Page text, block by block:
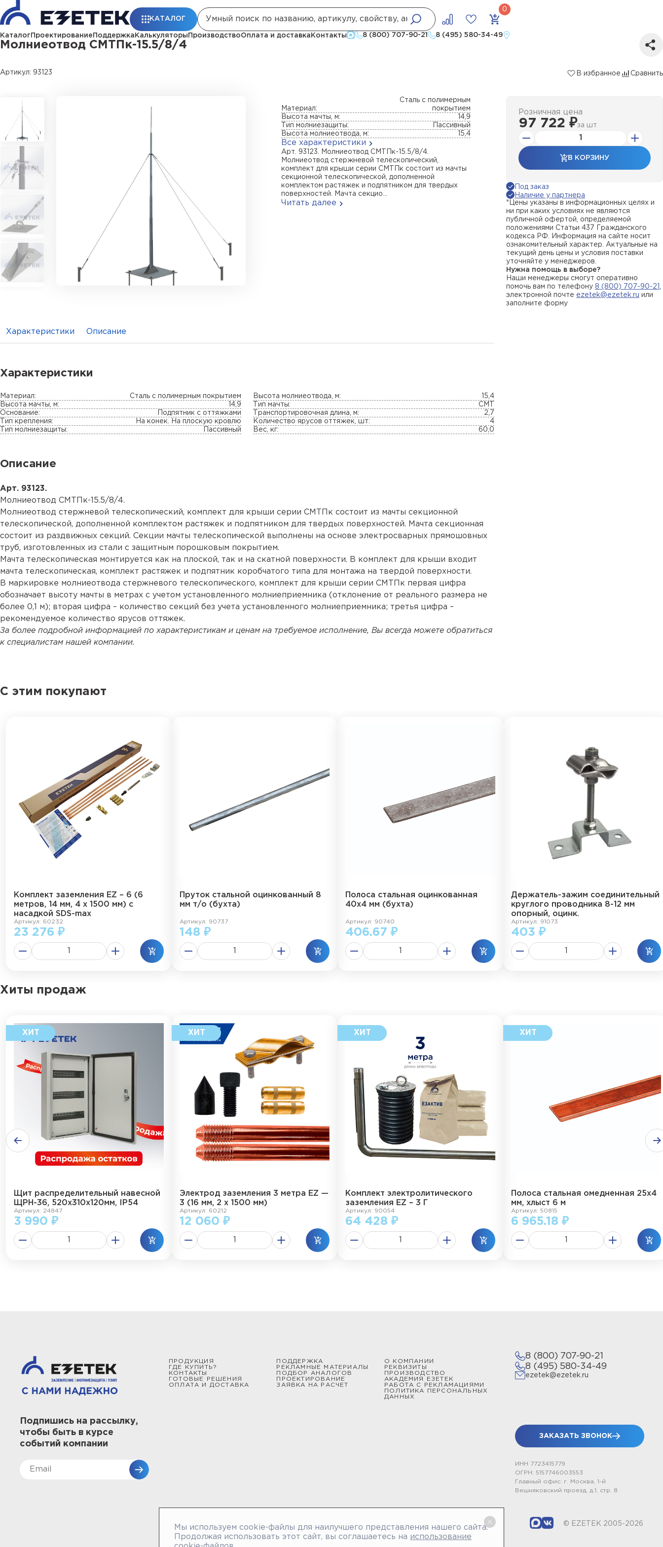
КАТАЛОГ
Каталог Проектирование Поддержка Калькуляторы ПроизводствоОплата и доставка Контакты 8 (800) 707-90-21 8 (495) 580-34-49
ГлавнаяКаталог Стержневые молниеотводы и мачты молниеприемныеМолниеотвод СМТПк-15.5/8/4
Молниеотвод СМТПк-15.5/8/4
Артикул: 93123 В избранное Сравнить
Материал:
Сталь с полимерным
покрытием
Высота мачты, м:
14,9
Тип молниезащиты:
Пассивный
Высота молниеотвода, м:
15,4
Все характеристики
Арт. 93123. Молниеотвод СМТПк-15.5/8/4.
Молниеотвод стержневой телескопический,
комплект для крыши серии СМТПк состоит из мачты
секционной телескопической, дополненной
комплектом растяжек и подпятником для твердых
поверхностей. Мачта секцио...
Читать далее
Розничная цена
97 722 ₽за шт
В КОРЗИНУ
Под заказ
Наличие у партнера
*Цены указаны в информационных целях и
ни при каких условиях не являются
публичной офертой, определяемой
положениями Статьи 437 Гражданского
кодекса РФ. Информация на сайте носит
ознакомительный характер. Актуальные на
текущий день цены и условия поставки
уточняйте у менеджеров.
Нужна помощь в выборе?
Наши менеджеры смогут оперативно
помочь вам по телефону 8 (800) 707-90-21
электронной почте ezetek@ezetek.ru или
заполните форму
Характеристики Описание
Характеристики
Материал:
Сталь с полимерным покрытием
Высота мачты, м:
14,9
Основание:
Подпятник с оттяжками
Тип крепления:
На конек. На плоскую кровлю
Тип молниезащиты:
Пассивный
Высота молниеотвода, м:
15,4
Тип мачты:
СМТ
Транспортировочная длина, м:
2,7
Количество ярусов оттяжек, шт:
4
Вес, кг:
60,0
Описание
Арт. 93123.
Молниеотвод СМТПк-15.5/8/4.
Молниеотвод стержневой телескопический, комплект для крыши серии СМТПк состоит из мачты секционной
телескопической, дополненной комплектом растяжек и подпятником для твердых поверхностей. Мачта секционная
состоит из раздвижных секций. Секции мачты телескопической выполнены на основе электросварных прямошовных
труб, изготовленных из стали с защитным порошковым покрытием.
Мачта телескопическая монтируется как на плоской, так и на скатной поверхности. В комплект для крыши входит
мачта телескопическая, комплект растяжек и подпятник коробчатого типа для монтажа на твердой поверхности.
В маркировке молниеотвода стержневого телескопического, комплект для крыши серии СМТПк первая цифра
обозначает высоту мачты в метрах с учетом установленного молниеприемника (отклонение от реального размера не
более 0,1 м); вторая цифра – количество секций без учета установленного молниеприемника; третья цифра –
рекомендуемое количество ярусов оттяжек.
За более подробной информацией по характеристикам и ценам на требуемое исполнение, Вы всегда можете обратиться
к специалистам нашей компании.
С этим покупают
Комплект заземления EZ – 6 (6
метров, 14 мм, 4 х 1500 мм) с
насадкой SDS-max
Артикул: 60232
23 276 ₽
Пруток стальной оцинкованный 8
мм т/о (бухта)
Артикул: 90737
148 ₽
Полоса стальная оцинкованная
40х4 мм (бухта)
Артикул: 90740
406.67 ₽
Держатель-зажим соединительный
круглого проводника 8-12 мм
опорный, оцинк.
Артикул: 91073
403 ₽
Хиты продаж
Щит распределительный навесной
ЩРН-36, 520х310х120мм, IP54
Артикул: 24847
3 990 ₽
Электрод заземления 3 метра EZ —
3 (16 мм, 2 х 1500 мм)
Артикул: 60212
12 060 ₽
Комплект электролитического
заземления EZ – 3 Г
Артикул: 90054
64 428 ₽
Полоса стальная омедненная 25х4
мм, хлыст 6 м
Артикул: 50815
6 965.18 ₽
ПРОДУКЦИЯ
ГДЕ КУПИТЬ?
КОНТАКТЫ
ГОТОВЫЕ РЕШЕНИЯ
ОПЛАТА И ДОСТАВКА
ПОДДЕРЖКА
РЕКЛАМНЫЕ МАТЕРИАЛЫ
ПОДБОР АНАЛОГОВ
ПРОЕКТИРОВАНИЕ
ЗАЯВКА НА РАСЧЕТ
О КОМПАНИИ
РЕКВИЗИТЫ
ПРОИЗВОДСТВО
АКАДЕМИЯ ЕЗЕТЕК
РАБОТА С РЕКЛАМАЦИЯМИ
ПОЛИТИКА ПЕРСОНАЛЬНЫХ
ДАННЫХ
8 (800) 707-90-21
8 (495) 580-34-49
ezetek@ezetek.ru
ЗАКАЗАТЬ ЗВОНОК
ИНН 7723415779
ОГРН: 5157746003553
Главный офис: г. Москва, 1-й
Вешняковский проезд, д.1, стр. 8
Подпишись на рассылку,
чтобы быть в курсе
событий компании
© EZETEK 2005-2026
Мы используем cookie-файлы для наилучшего представления нашего сайта.
Продолжая использовать этот сайт, вы соглашаетесь на использование